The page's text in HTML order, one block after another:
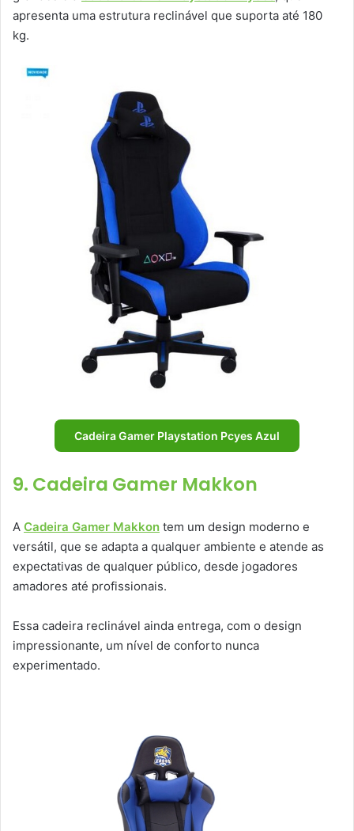
apresenta uma estrutura reclinável que suporta até 180
kg.
Cadeira Gamer Playstation Pcyes Azul
9. Cadeira Gamer Makkon
A Cadeira Gamer Makkon tem um design moderno e
versátil, que se adapta a qualquer ambiente e atende as
expectativas de qualquer público, desde jogadores
amadores até profissionais.
Essa cadeira reclinável ainda entrega, com o design
impressionante, um nível de conforto nunca
experimentado.